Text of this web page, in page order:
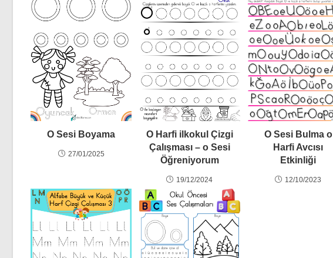
O Sesi Boyama
27/01/2025
O Harfi ilkokul Çizgi
Çalışması – o Sesi
Öğreniyorum
19/12/2024
O Sesi Bulma o
Harfi Avcısı
Etkinliği
12/10/2023